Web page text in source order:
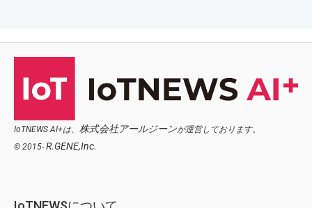
IoTNEWS AI+は、 株式会社アールジーンが運営しております。
© 2015- R.GENE,Inc.